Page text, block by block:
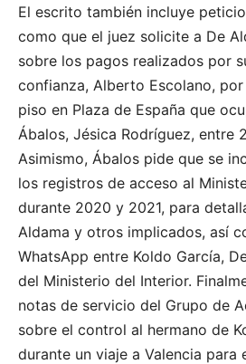
El escrito también incluye
como que el juez solicite a De
sobre los pagos realizados por
confianza, Alberto Escolano,
piso en Plaza de España que
Ábalos, Jésica Rodríguez, entre
Asimismo, Ábalos pide que se
los registros de acceso al
durante 2020 y 2021, para
Aldama y otros implicados, así
WhatsApp entre Koldo García,
del Ministerio del Interior.
notas de servicio del Grupo de
sobre el control al hermano de
durante un viaje a Valencia para